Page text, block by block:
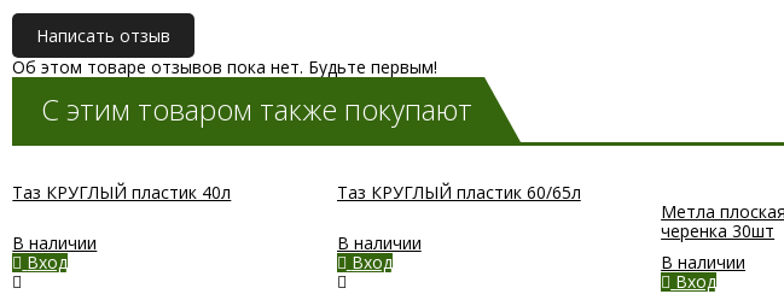
Написать отзыв
Об этом товаре отзывов пока нет. Будьте первым!
С этим товаром также покупают
Таз КРУГЛЫЙ пластик 40л
В наличии
Вход
Таз КРУГЛЫЙ пластик 60/65л
В наличии
Вход
Метла
черенка 30шт
В наличии
Вход